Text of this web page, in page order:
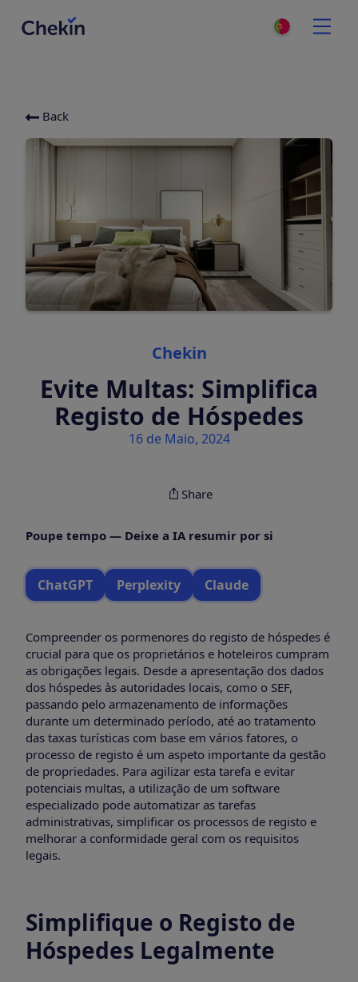
Back
Chekin
Evite Multas: Simplifica
Registo de Hóspedes
16 de Maio, 2024
Share
Poupe tempo — Deixe a IA resumir por si
ChatGPT Perplexity Claude
Compreender os pormenores do registo de hóspedes é
crucial para que os proprietários e hoteleiros cumpram
as obrigações legais. Desde a apresentação dos dados
dos hóspedes às autoridades locais, como o SEF,
passando pelo armazenamento de informações
durante um determinado período, até ao tratamento
das taxas turísticas com base em vários fatores, o
processo de registo é um aspeto importante da gestão
de propriedades. Para agilizar esta tarefa e evitar
potenciais multas, a utilização de um software
especializado pode automatizar as tarefas
administrativas, simplificar os processos de registo e
melhorar a conformidade geral com os requisitos
legais.
Simplifique o Registo de
Hóspedes Legalmente